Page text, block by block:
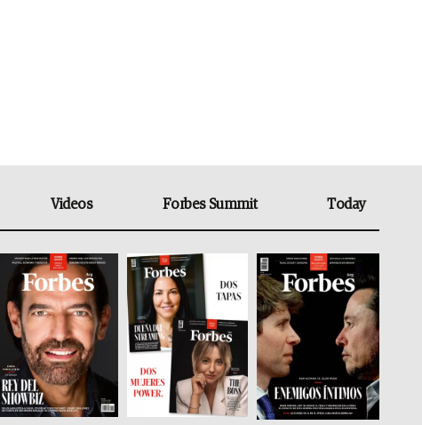
Videos Forbes Summit Today